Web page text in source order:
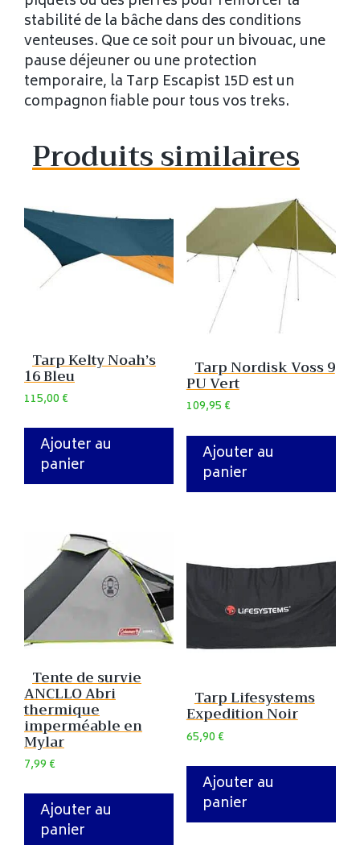
stabilité de la bâche dans des conditions
venteuses. Que ce soit pour un bivouac, une
pause déjeuner ou une protection
temporaire, la Tarp Escapist 15D est un
compagnon fiable pour tous vos treks.
Produits similaires
Tarp Kelty Noah’s
16 Bleu
115,00€
Ajouter au
panier
Tarp Nordisk Voss 9
PU Vert
109,95€
Ajouter au
panier
Tente de survie
ANCLLO Abri
thermique
imperméable en
Mylar
7,99€
Ajouter au
panier
Tarp Lifesystems
Expedition Noir
65,90€
Ajouter au
panier